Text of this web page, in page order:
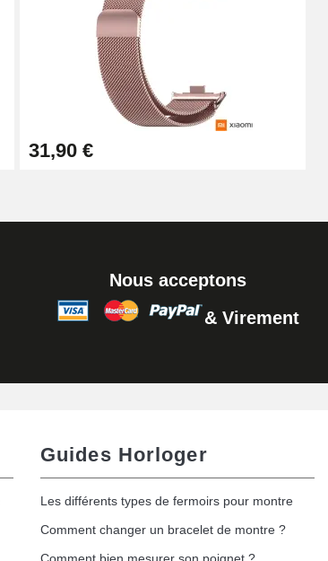
Ajouter au panier
Ajouter au panier
Ajouter au panier
31,90 €
Nous acceptons
& Virement
Guides Horloger
Les différents types de fermoirs pour montre
Comment changer un bracelet de montre ?